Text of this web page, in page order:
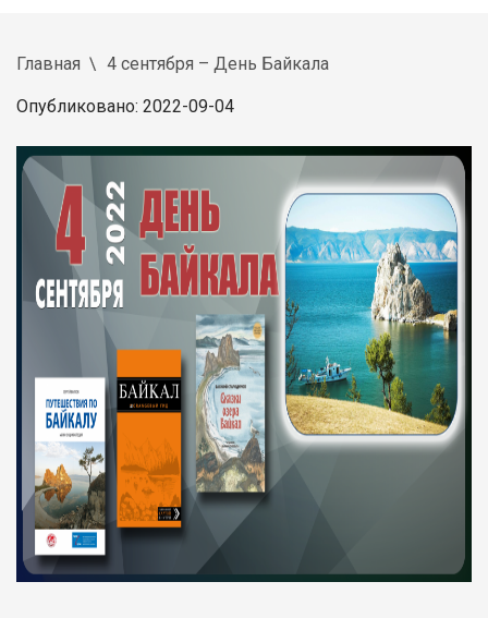
Главная 4 сентября – День Байкала
Опубликовано: 2022-09-04